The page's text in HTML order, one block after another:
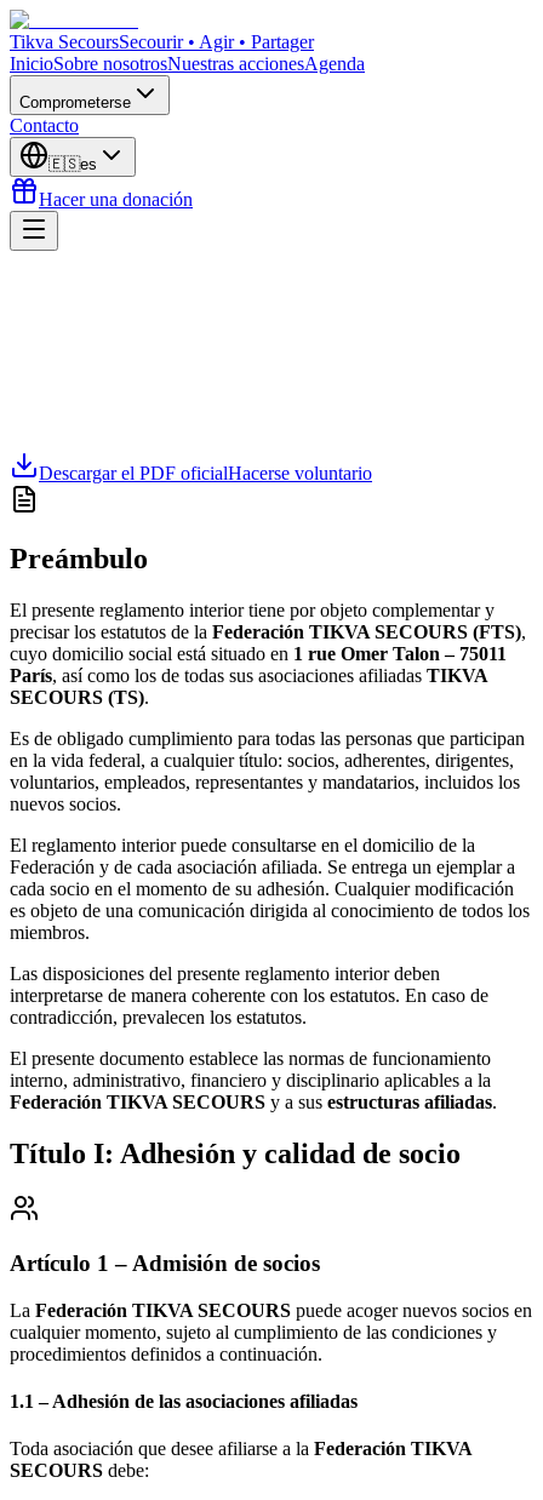
Tikva SecoursSecourir • Agir • Partager
InicioSobre nosotrosNuestras accionesAgenda
Comprometerse
Contacto
🇪🇸es
Hacer una donación
Descargar el PDF oficialHacerse voluntario
Preámbulo
El presente reglamento interior tiene por objeto complementar y
precisar los estatutos de la Federación TIKVA SECOURS (FTS),
cuyo domicilio social está situado en 1 rue Omer Talon – 75011
París, así como los de todas sus asociaciones afiliadas TIKVA
SECOURS (TS).
Es de obligado cumplimiento para todas las personas que participan
en la vida federal, a cualquier título: socios, adherentes, dirigentes,
voluntarios, empleados, representantes y mandatarios, incluidos los
nuevos socios.
El reglamento interior puede consultarse en el domicilio de la
Federación y de cada asociación afiliada. Se entrega un ejemplar a
cada socio en el momento de su adhesión. Cualquier modificación
es objeto de una comunicación dirigida al conocimiento de todos los
miembros.
Las disposiciones del presente reglamento interior deben
interpretarse de manera coherente con los estatutos. En caso de
contradicción, prevalecen los estatutos.
El presente documento establece las normas de funcionamiento
interno, administrativo, financiero y disciplinario aplicables a la
Federación TIKVA SECOURS y a sus estructuras afiliadas.
Título I: Adhesión y calidad de socio
Artículo 1 – Admisión de socios
La Federación TIKVA SECOURS puede acoger nuevos socios en
cualquier momento, sujeto al cumplimiento de las condiciones y
procedimientos definidos a continuación.
1.1 – Adhesión de las asociaciones afiliadas
Toda asociación que desee afiliarse a la Federación TIKVA
SECOURS debe: